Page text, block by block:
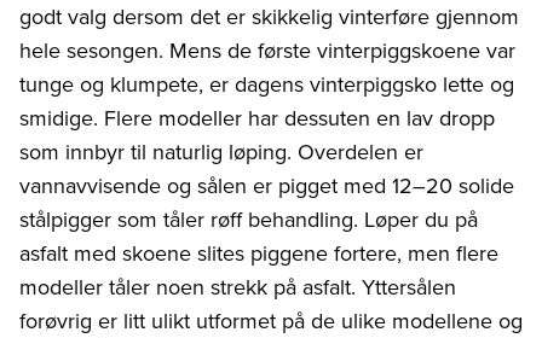
godt valg dersom det er skikkelig vinterføre gjennom
hele sesongen. Mens de første vinterpiggskoene var
tunge og klumpete, er dagens vinterpiggsko lette og
smidige. Flere modeller har dessuten en lav dropp
som innbyr til naturlig løping. Overdelen er
vannavvisende og sålen er pigget med 12–20 solide
stålpigger som tåler røff behandling. Løper du på
asfalt med skoene slites piggene fortere, men flere
modeller tåler noen strekk på asfalt. Yttersålen
forøvrig er litt ulikt utformet på de ulike modellene og